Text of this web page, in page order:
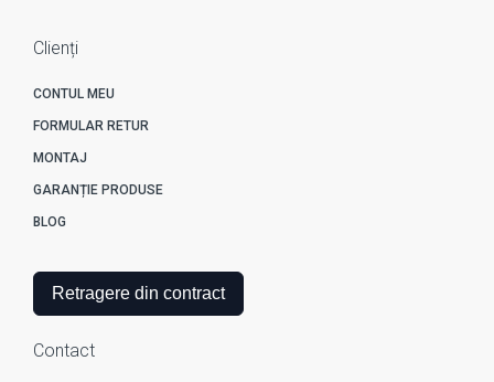
Clienți
CONTUL MEU
FORMULAR RETUR
MONTAJ
GARANȚIE PRODUSE
BLOG
Retragere din contract
Contact